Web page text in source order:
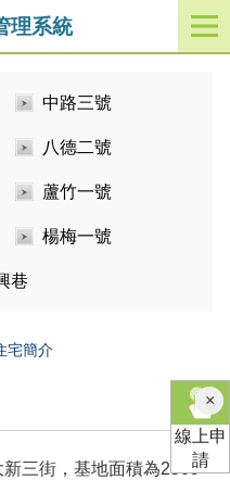
理系統
開
啟
中路三號
八德二號
蘆竹一號
楊梅一號
巷
宅簡介
三街，基地面積為2509
×關
閉
線上申
請